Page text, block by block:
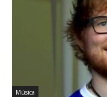
Música